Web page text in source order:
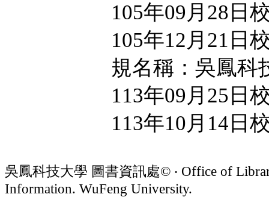
105年09月28日
105年12月21日
規名稱：吳鳳科
113年09月25日
113年10月14日
吳鳳科技大學 圖書資訊處© ‧ Office of
Information. WuFeng University.